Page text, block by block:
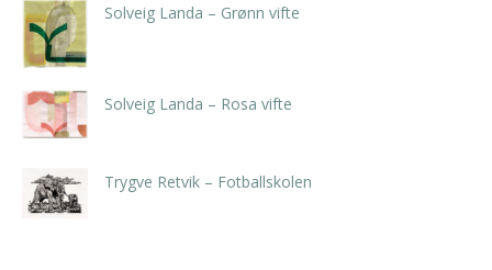
Solveig Landa – Grønn vifte
Solveig Landa – Rosa vifte
Trygve Retvik – Fotballskolen